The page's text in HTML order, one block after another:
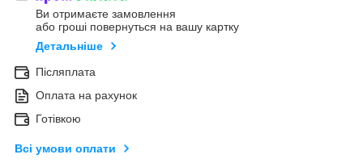
Ви отримаєте замовлення
або гроші повернуться на вашу картку
Детальніше
Післяплата
Оплата на рахунок
Готівкою
Всі умови оплати